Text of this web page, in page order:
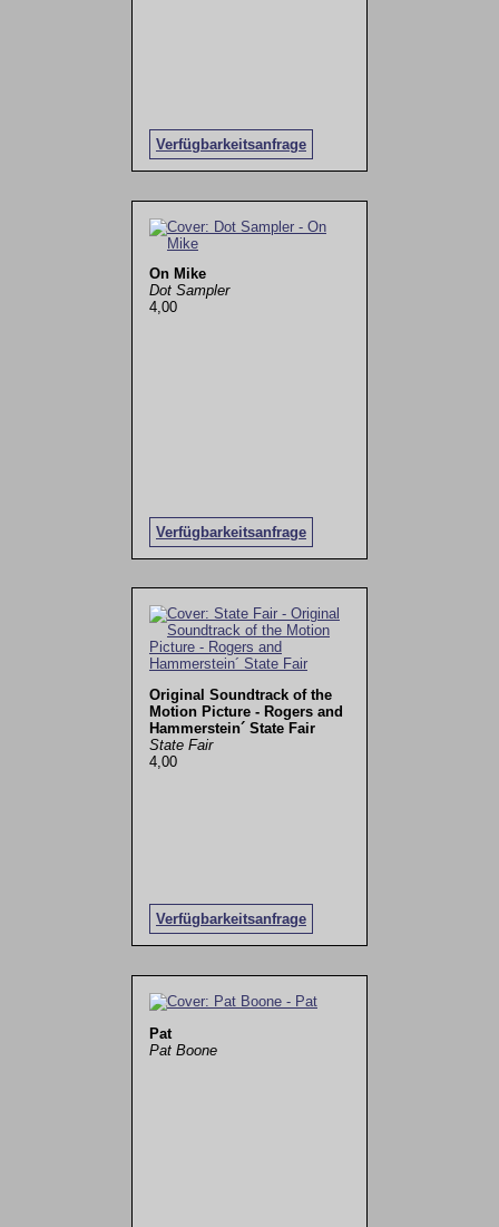
Verfügbarkeitsanfrage
On Mike
Dot Sampler
4,00
Verfügbarkeitsanfrage
Original Soundtrack of the
Motion Picture - Rogers and
Hammerstein´ State Fair
State Fair
4,00
Verfügbarkeitsanfrage
Pat
Pat Boone